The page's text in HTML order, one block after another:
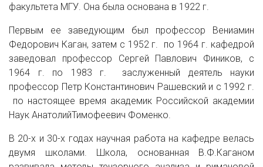
факультета МГУ. Она была основана в 1922 г.
Первым ее заведующим был профессор Вениамин
Федорович Каган, затем с 1952 г. по 1964 г. кафедрой
заведовал профессор Сергей Павлович Фиников, с
1964 г. по 1983 г. заслуженный деятель науки
профессор Петр Константинович Рашевский и с 1992 г.
по настоящее время академик Российской академии
Наук АнатолийТимофеевич Фоменко.
В 20-х и 30-х годах научная работа на кафедре велась
двумя школами. Школа, основанная В.Ф.Каганом